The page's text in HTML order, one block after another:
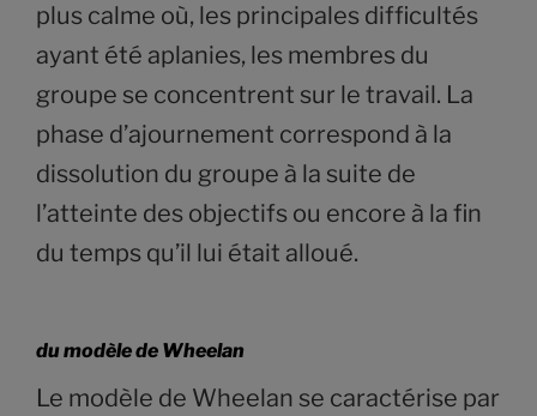
plus calme où, les principales difficultés
ayant été aplanies, les membres du
groupe se concentrent sur le travail. La
phase d’ajournement correspond à la
dissolution du groupe à la suite de
l’atteinte des objectifs ou encore à la fin
du temps qu’il lui était alloué.
du modèle de Wheelan
Le modèle de Wheelan se caractérise par